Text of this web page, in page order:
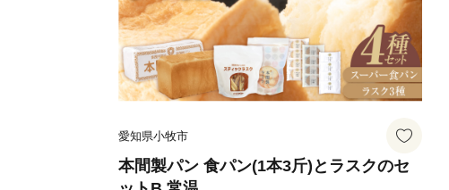
愛知県小牧市
本間製パン 食パン(1本3斤)とラスクのセ